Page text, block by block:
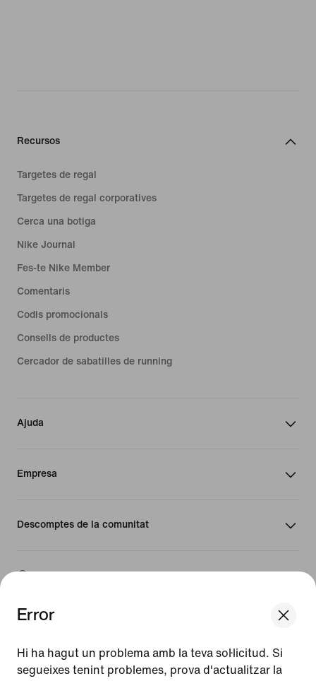
Update your location?
Error
Hi ha hagut un problema amb la teva sol·licitud. Si
segueixes tenint problemes, prova d'actualitzar la
Recursos
Targetes de regal
Targetes de regal corporatives
Cerca una botiga
Nike Journal
Fes-te Nike Member
Comentaris
Codis promocionals
Consells de productes
Cercador de sabatilles de running
Ajuda
Empresa
Descomptes de la comunitat
Condicions d'ús
Condicions de venda